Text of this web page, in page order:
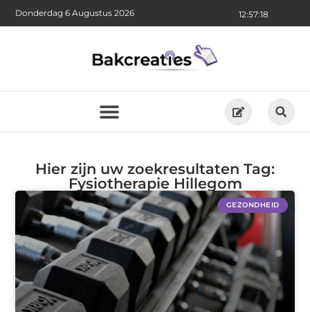
12:57:18
Donderdag 6 Augustus 2026
Hier zijn uw zoekresultaten Tag:
Fysiotherapie Hillegom
GEZONDHEID